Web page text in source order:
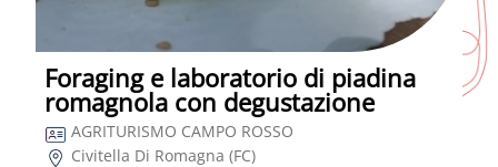
Foraging e laboratorio di piadina
romagnola con degustazione
AGRITURISMO CAMPO ROSSO
Civitella Di Romagna (FC)